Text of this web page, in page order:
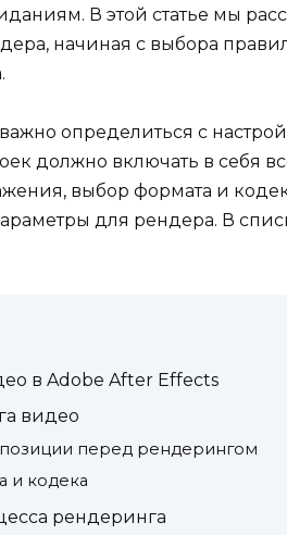
В этой статье мы
начиная с выбора
определиться с
должно включать в себя
выбор формата и
для рендера. В
в Adobe After Effects
видео
перед рендерингом
и кодека
рендеринга